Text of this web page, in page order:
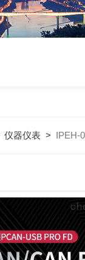
仪器仪表> IPEH-